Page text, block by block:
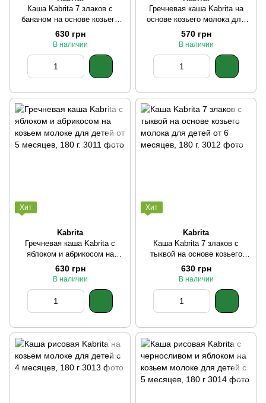
Каша Kabrita 7 злаков с
бананом на основе козьего
молока для детей от 6
месяцев, 180 г.
630 грн
В наличии
Гречневая каша Kabrita на
основе козьего молока для
детей от 4 месяцев, 180 г.
570 грн
В наличии
Хит
Kabrita
Гречневая каша Kabrita с
яблоком и абрикосом на
козьем молоке для детей от 5
месяцев, 180 г.
630 грн
В наличии
Хит
Kabrita
Каша Kabrita 7 злаков с
тыквой на основе козьего
молока для детей от 6
месяцев, 180 г.
630 грн
В наличии